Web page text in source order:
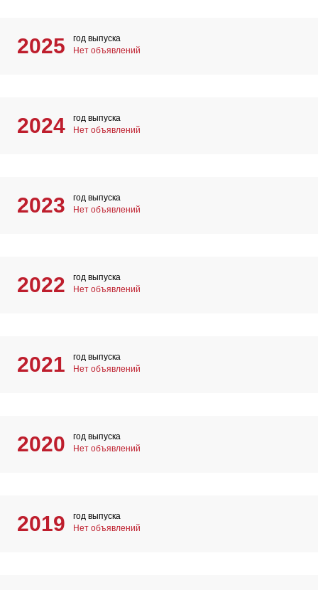
2025
год выпуска
Нет объявлений
2024
год выпуска
Нет объявлений
2023
год выпуска
Нет объявлений
2022
год выпуска
Нет объявлений
2021
год выпуска
Нет объявлений
2020
год выпуска
Нет объявлений
2019
год выпуска
Нет объявлений